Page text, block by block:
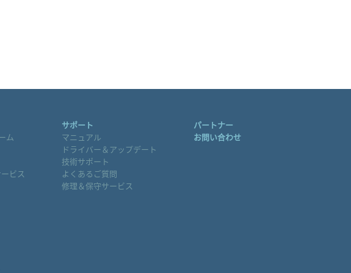
ム
ビス
サポート
マニュアル
ドライバー＆アップデート
技術サポート
よくあるご質問
修理＆保守サービス
パートナー
お問い合わせ